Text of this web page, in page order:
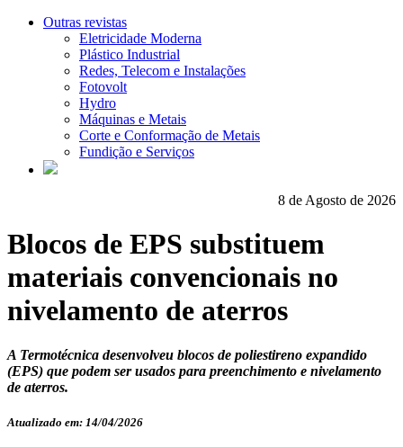
Outras revistas
Eletricidade Moderna
Plástico Industrial
Redes, Telecom e Instalações
Fotovolt
Hydro
Máquinas e Metais
Corte e Conformação de Metais
Fundição e Serviços
8 de Agosto de 2026
Blocos de EPS substituem
materiais convencionais no
nivelamento de aterros
A Termotécnica desenvolveu blocos de poliestireno expandido
(EPS) que podem ser usados para preenchimento e nivelamento
de aterros.
Atualizado em: 14/04/2026